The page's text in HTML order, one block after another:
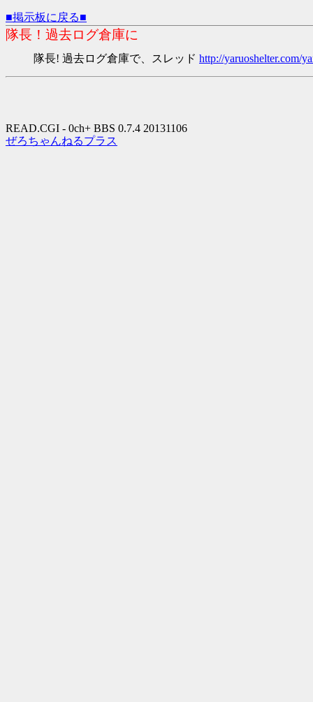
■掲示板に戻る■
隊長！過去ログ倉庫に
隊長! 過去ログ倉庫で、スレッド http://yaruoshelter.com/
READ.CGI - 0ch+ BBS 0.7.4 20131106
ぜろちゃんねるプラス